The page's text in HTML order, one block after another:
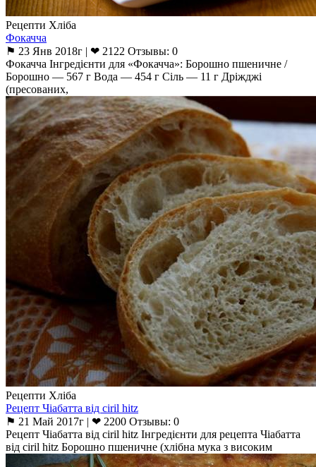
Рецепти Хліба
Фокачча
⚑ 23 Янв 2018г | ❤ 2122 Отзывы: 0
Фокачча Інгредієнти для «Фокачча»: Борошно пшеничне /
Борошно — 567 г Вода — 454 г Сіль — 11 г Дріжджі
(пресованих,
Рецепти Хліба
Рецепт Чіабатта від ciril hitz
⚑ 21 Май 2017г | ❤ 2200 Отзывы: 0
Рецепт Чіабатта від ciril hitz Інгредієнти для рецепта Чіабатта
від ciril hitz Борошно пшеничне (хлібна мука з високим